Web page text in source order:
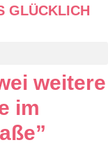
weitere
im